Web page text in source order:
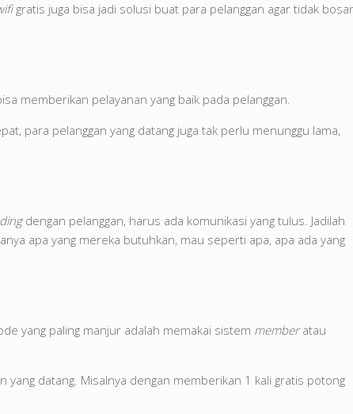
gratis juga bisa jadi solusi buat para pelanggan agar tidak
memberikan pelayanan yang baik pada pelanggan.
para pelanggan yang datang juga tak perlu menunggu lama,
dengan pelanggan, harus ada komunikasi yang tulus. Jadilah
apa yang mereka butuhkan, mau seperti apa, apa ada yang
yang paling manjur adalah memakai sistem memberatau
datang. Misalnya dengan memberikan 1 kali gratis potong